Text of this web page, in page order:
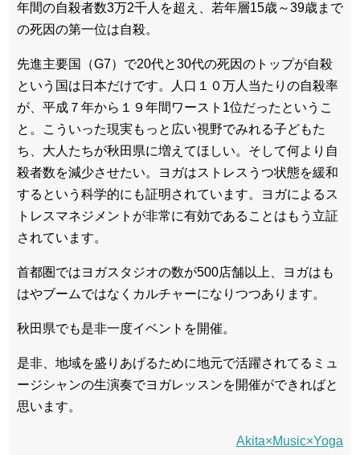
年間の自殺者数3万2千人を超え、若年層15歳～39歳まで
の死因の第一位は自殺。
先進主要国（G7）で20代と30代の死因のトップが自殺
という国は日本だけです。
人口１０万人当たりの自殺率
が、平成７年から１９年間ワースト1位だったというこ
と。
こう いった現実もっと広い視野でみれる子どもた
ち、大人たちが秋田県に増えてほしい。 そして何より自
殺者数を減少させたい。
ヨガはストレスうつ状態を緩和
するという科学的にも証明されています。
ヨガによるス
トレスマネジメントが非常に有効であることはもう立証
されています。
首都圏ではヨガスタジオの数が500店舗以上、ヨガはも
はやブームではなくカルチャーになりつつあります。
秋田県でも是非一度イベントを開催。
是非、地域を盛りあげるために地元で活躍されてるミュ
ージシャンの生演奏でヨガレッスンを開催ができればと
思います。
Akita×Music×Yoga